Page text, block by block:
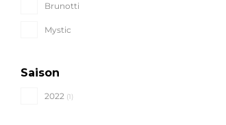
Brunotti
Mystic
Saison
2022 (1)